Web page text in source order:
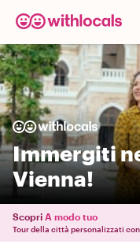
Immergiti
Vienna!
Scopri A modo tuo
Tour della città personalizzati